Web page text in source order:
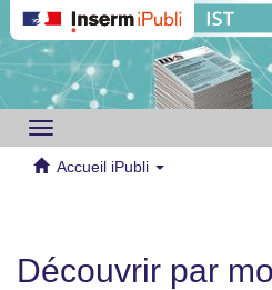
Toggle
navigation
Accueil iPubli
Découvrir par